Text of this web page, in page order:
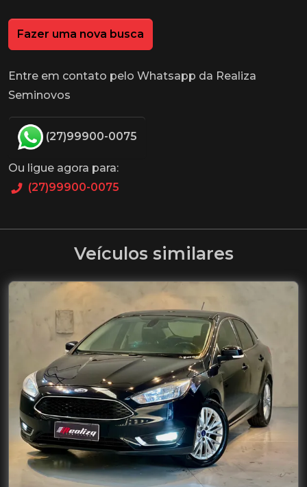
Fazer uma nova busca
Entre em contato pelo Whatsapp da Realiza
Seminovos
(27)99900-0075
Ou ligue agora para:
(27)99900-0075
Veículos similares